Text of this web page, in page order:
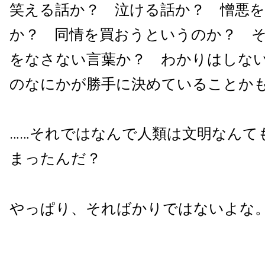
笑える話か？ 泣ける話か？ 憎悪
か？ 同情を買おうというのか？
をなさない言葉か？ わかりはしな
のなにかが勝手に決めていることか
……それではなんで人類は文明なんて
まったんだ？
やっぱり、そればかりではないよな